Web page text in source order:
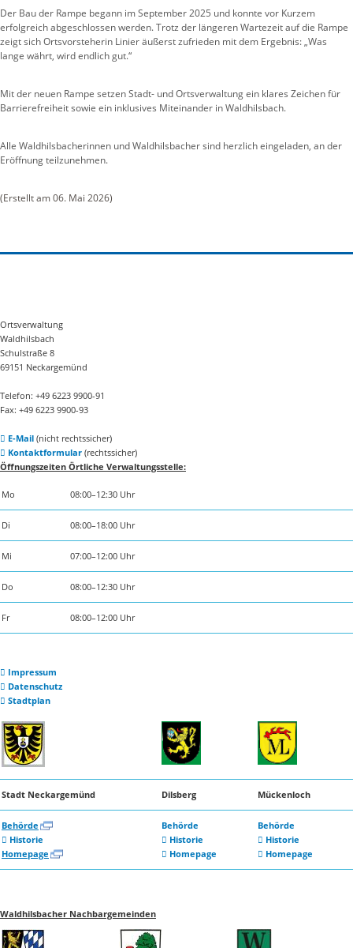
Der Bau der Rampe begann im September 2025 und konnte vor Kurzem
erfolgreich abgeschlossen werden. Trotz der längeren Wartezeit auf die Rampe
zeigt sich Ortsvorsteherin Linier äußerst zufrieden mit dem Ergebnis: „Was
lange währt, wird endlich gut.“
Mit der neuen Rampe setzen Stadt- und Ortsverwaltung ein klares Zeichen für
Barrierefreiheit sowie ein inklusives Miteinander in Waldhilsbach.
Alle Waldhilsbacherinnen und Waldhilsbacher sind herzlich eingeladen, an der
Eröffnung teilzunehmen.
(Erstellt am 06. Mai 2026)
Ortsverwaltung
Waldhilsbach
Schulstraße 8
69151 Neckargemünd
Telefon: +49 6223 9900-91
Fax: +49 6223 9900-93
E-Mail(nicht rechtssicher)
Kontaktformular(rechtssicher)
Öffnungszeiten Örtliche Verwaltungsstelle:
Mo 08:00–12:30 Uhr
Di 08:00–18:00 Uhr
Mi 07:00–12:00 Uhr
Do 08:00–12:30 Uhr
Fr 08:00–12:00 Uhr
Impressum
Datenschutz
Stadtplan
Stadt Neckargemünd Dilsberg Mückenloch
Behörde
Historie
Homepage
Behörde
Historie
Homepage
Behörde
Historie
Homepage
Waldhilsbacher Nachbargemeinden